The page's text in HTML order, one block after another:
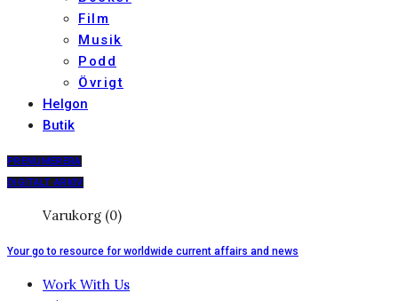
Film
Musik
Podd
Övrigt
Helgon
Butik
PRENUMERERA
DIGITALT ARKIV
Varukorg (0)
Your go to resource for worldwide current affairs and news
Work With Us